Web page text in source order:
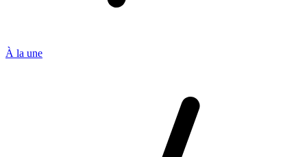
À la une